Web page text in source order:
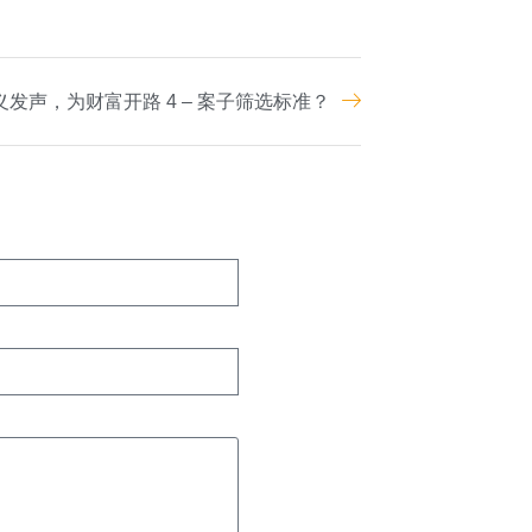
发声，为财富开路 4 – 案子筛选标准？